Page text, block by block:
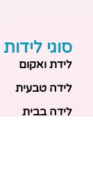
סוגי לידות
לידת ואקום
לידה טבעית
לידה בבית